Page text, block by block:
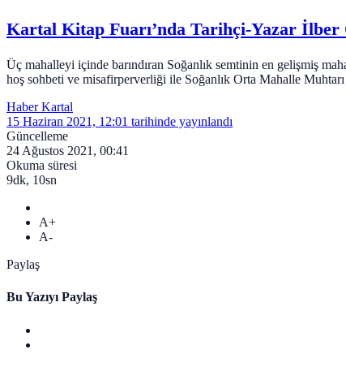
Kartal Kitap Fuarı’nda Tarihçi-Yazar İlber
Üç mahalleyi içinde barındıran Soğanlık semtinin en gelişmiş
hoş sohbeti ve misafirperverliği ile Soğanlık Orta Mahalle
Haber Kartal
15 Haziran 2021, 12:01 tarihinde yayınlandı
Güncelleme
24 Ağustos 2021, 00:41
Okuma süresi
9dk, 10sn
A+
A-
Paylaş
Bu Yazıyı Paylaş